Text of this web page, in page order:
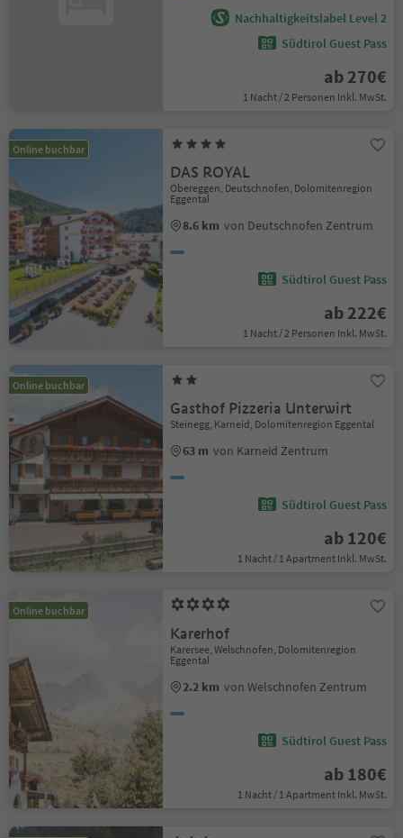
Nachhaltigkeitslabel Level 2
Südtirol Guest Pass
ab 270€
1 Nacht / 2 Personen Inkl. MwSt.
Online buchbar
DAS ROYAL
Obereggen, Deutschnofen, Dolomitenregion
Eggental
8.6 km von Deutschnofen Zentrum
Südtirol Guest Pass
ab 222€
1 Nacht / 2 Personen Inkl. MwSt.
Online buchbar
Gasthof Pizzeria Unterwirt
Steinegg, Karneid, Dolomitenregion Eggental
63 m von Karneid Zentrum
Südtirol Guest Pass
ab 120€
1 Nacht / 1 Apartment Inkl. MwSt.
Online buchbar
Karerhof
Karersee, Welschnofen, Dolomitenregion
Eggental
2.2 km von Welschnofen Zentrum
Südtirol Guest Pass
ab 180€
1 Nacht / 1 Apartment Inkl. MwSt.